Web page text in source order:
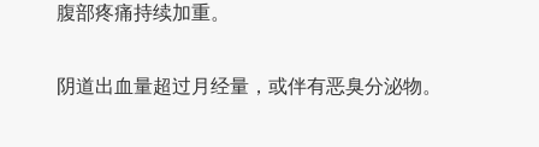
腹部疼痛持续加重。
阴道出血量超过月经量，或伴有恶臭分泌物。